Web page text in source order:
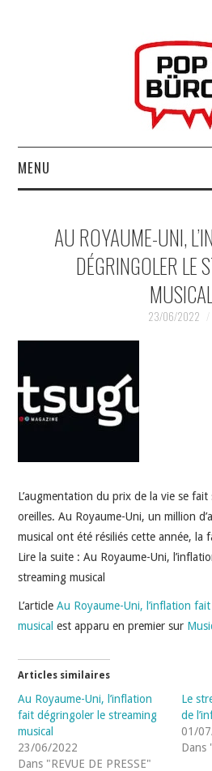
MENU
MUSIQUESACTUELLES.NET
DOKO
AU ROYAUME-UNI,
DÉGRINGOLER LE
MUSICAL
23/06/2022
L’augmentation du prix de la vie se
oreilles. Au Royaume-Uni, un million
musical ont été résiliés cette année, la
Lire la suite : Au Royaume-Uni,
streaming musical
L’articleAu Royaume-Uni, l’inflation
musical est apparu en premier sur
Articles similaires
Au Royaume-Uni, l’inflation
fait dégringoler le streaming
musical
23/06/2022
Dans "REVUE DE PRESSE"
Le
de
01/
Dans